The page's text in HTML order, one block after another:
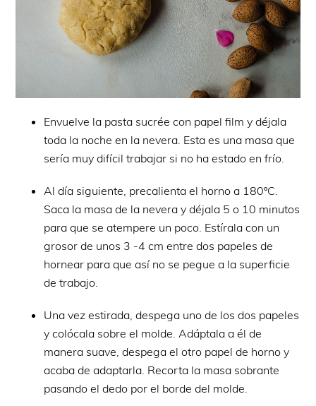
Envuelve la pasta sucrée con papel film y déjala
toda la noche en la nevera. Esta es una masa que
sería muy difícil trabajar si no ha estado en frío.
Al día siguiente, precalienta el horno a 180ºC.
Saca la masa de la nevera y déjala 5 o 10 minutos
para que se atempere un poco. Estírala con un
grosor de unos 3 -4 cm entre dos papeles de
hornear para que así no se pegue a la superficie
de trabajo.
Una vez estirada, despega uno de los dos papeles
y colócala sobre el molde. Adáptala a él de
manera suave, despega el otro papel de horno y
acaba de adaptarla. Recorta la masa sobrante
pasando el dedo por el borde del molde.